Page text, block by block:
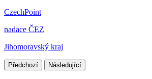
CzechPoint
nadace ČEZ
Jihomoravský kraj
Předchozí Následující